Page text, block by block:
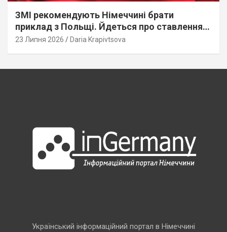
ЗМІ рекомендують Німеччині брати
приклад з Польщі. Йдеться про ставлення
до українців
23 Липня 2026 Daria Krapivtsova
Український інформаційний портал в Німеччині